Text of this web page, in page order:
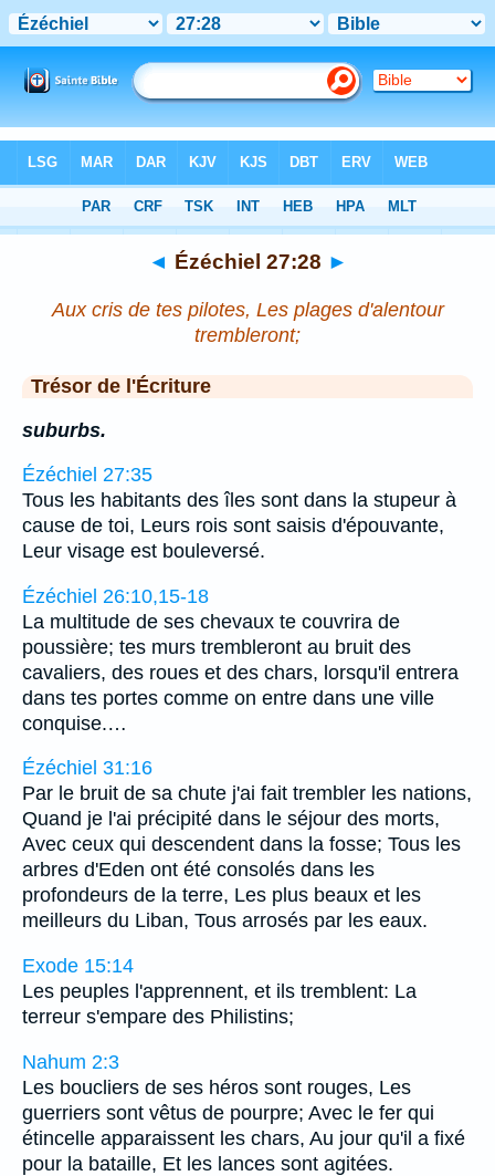
Chapitre 27> Verset 28
◄ Ézéchiel 27:28 ►
Aux cris de tes pilotes, Les plages d'alentour
trembleront;
Trésor de l'Écriture
suburbs.
Ézéchiel 27:35
Tous les habitants des îles sont dans la stupeur à
cause de toi, Leurs rois sont saisis d'épouvante,
Leur visage est bouleversé.
Ézéchiel 26:10,15-18
La multitude de ses chevaux te couvrira de
poussière; tes murs trembleront au bruit des
cavaliers, des roues et des chars, lorsqu'il entrera
dans tes portes comme on entre dans une ville
conquise.…
Ézéchiel 31:16
Par le bruit de sa chute j'ai fait trembler les nations,
Quand je l'ai précipité dans le séjour des morts,
Avec ceux qui descendent dans la fosse; Tous les
arbres d'Eden ont été consolés dans les
profondeurs de la terre, Les plus beaux et les
meilleurs du Liban, Tous arrosés par les eaux.
Exode 15:14
Les peuples l'apprennent, et ils tremblent: La
terreur s'empare des Philistins;
Nahum 2:3
Les boucliers de ses héros sont rouges, Les
guerriers sont vêtus de pourpre; Avec le fer qui
étincelle apparaissent les chars, Au jour qu'il a fixé
pour la bataille, Et les lances sont agitées.